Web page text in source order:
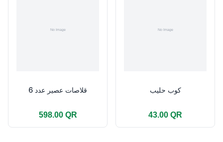
قلاصات عصير عدد 6
598.00 QR
كوب حليب
43.00 QR